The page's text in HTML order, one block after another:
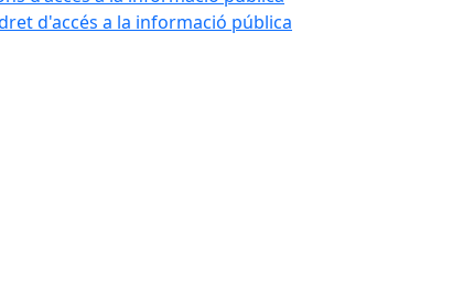
d'accés a la informació pública